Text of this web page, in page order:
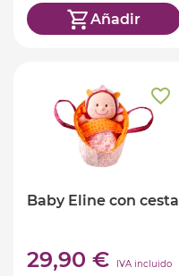
Añadir
Baby Eline con cesta
29,90 € IVA incluido